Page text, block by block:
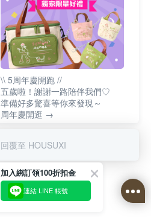
\\ 5周年慶開跑 //
五歲啦！謝謝一路陪伴我們♡
準備好多驚喜等你來發現～
周年慶開逛 →
回覆至 HOUSUXI
加入綁訂領100折扣金
連結 LINE 帳號